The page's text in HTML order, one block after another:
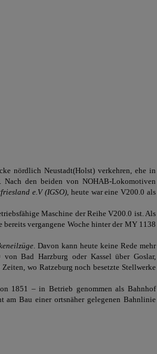
nördlich Neustadt(Holst) verkehren, ehe in
Nach den beiden von NOHAB-Lokomotiven
e.V (IGSO), heute war eine V200.0 als
Maschine der Reihe V200.0 ist. Als
bereits vergangene Woche hinter der MY 1138
. Davon kann heute keine Rede mehr
Bad Harzburg oder Kassel über Goslar,
wo Ratzeburg noch besetzte Stellwerke
1851 – in Betrieb genommen als Bahnhof
am Bau einer ortsnäher gelegenen Bahnlinie